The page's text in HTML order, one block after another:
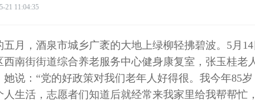
21 11:04:35
五月，酒泉市城乡广袤的大地上绿柳轻拂碧波。5月
西南街街道综合养老服务中心健身康复室，张玉桂老
说：“党的好政策对我们老年人好得很。我今年85
人生活，志愿者们知道后就经常来我家里给我帮帮忙